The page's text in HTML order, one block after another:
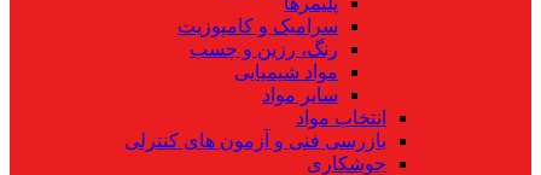
سرامیک و کامپوزیت
رنگ، رزین و چسب
مواد شیمیایی
سایر مواد
انتخاب مواد
بازرسی فنی و آزمون های کنترلی
جوشکاری